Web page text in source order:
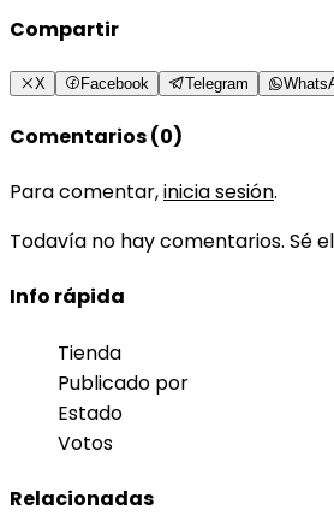
Compartir
X Facebook Telegram
Comentarios (0)
Para comentar,inicia sesión.
Todavía no hay comentarios. Sé
Info rápida
Tienda
Publicado por
Estado
Votos
Relacionadas